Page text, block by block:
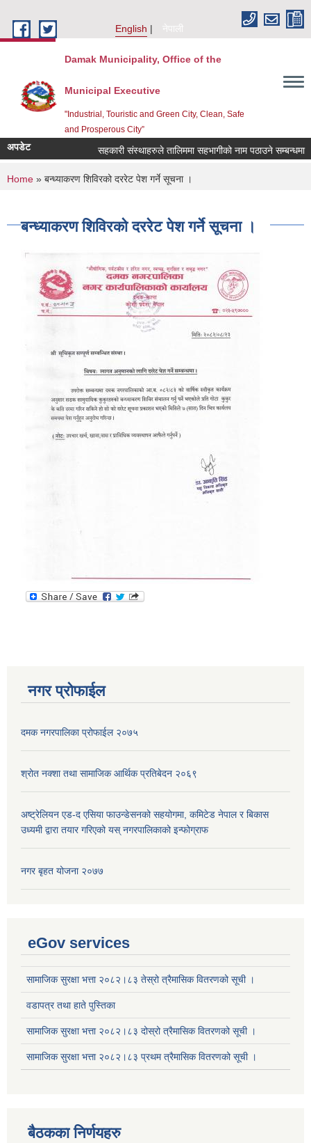
English
नेपाली
Damak Municipality, Office of the
Municipal Executive
"Industrial, Touristic and Green City, Clean, Safe
and Prosperous City”
अपडेट सहकारी संस्थाहरुले तालिममा सहभागीको नाम पठाउने सम्बन्धमा ।
You are here
Home » बन्ध्याकरण शिविरको दररेट पेश गर्ने सूचना ।
बन्ध्याकरण शिविरको दररेट पेश गर्ने सूचना ।
नगर प्रोफाईल
दमक नगरपालिका प्रोफाईल २०७५
श्रोत नक्शा तथा सामाजिक आर्थिक प्रतिबेदन २०६९
अष्ट्रेलियन एड-द एसिया फाउन्डेसनको सहयोगमा, कमिटेड नेपाल र बिकास
उध्यमी द्वारा तयार गरिएको यस् नगरपालिकाको इन्फोग्राफ
नगर बृहत योजना २०७७
eGov services
सामाजिक सुरक्षा भत्ता २०८२।८३ तेस्रो त्रैमासिक वितरणको सूची ।
वडापत्र तथा हाते पुस्तिका
सामाजिक सुरक्षा भत्ता २०८२।८३ दोस्रो त्रैमासिक वितरणको सूची ।
सामाजिक सुरक्षा भत्ता २०८२।८३ प्रथम त्रैमासिक वितरणको सूची ।
बैठकका निर्णयहरु